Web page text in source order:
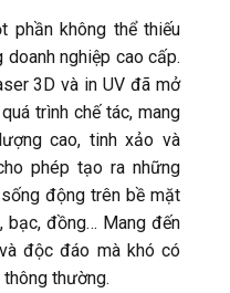
phần không thể thiếu
nghiệp cao cấp.
3D và in UV đã mở
trình chế tác, mang
cao, tinh xảo và
phép tạo ra những
động trên bề mặt
bạc, đồng… Mang đến
độc đáo mà khó có
thường.